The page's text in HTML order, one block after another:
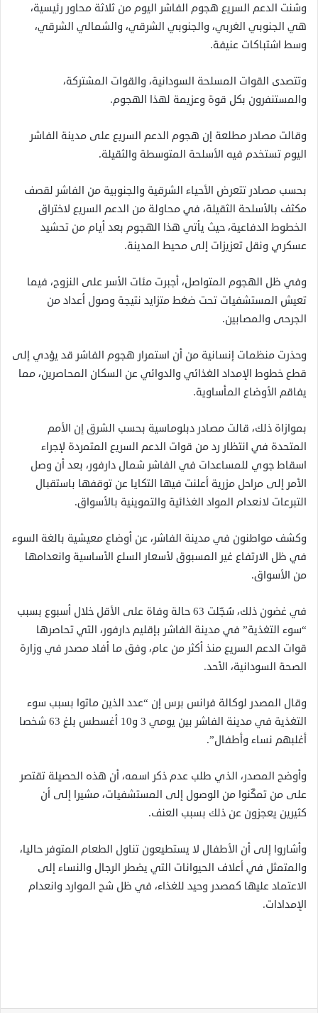
وشنت الدعم السريع هجوم الفاشر اليوم من ثلاثة محاور رئيسية،
هي الجنوبي الغربي، والجنوبي الشرقي، والشمالي الشرقي،
وسط اشتباكات عنيفة.
وتتصدى القوات المسلحة السودانية، والقوات المشتركة،
والمستنفرون بكل قوة وعزيمة لهذا الهجوم.
وقالت مصادر مطلعة إن هجوم الدعم السريع على مدينة الفاشر
اليوم تستخدم فيه الأسلحة المتوسطة والثقيلة.
بحسب مصادر تتعرض الأحياء الشرقية والجنوبية من الفاشر لقصف
مكثف بالأسلحة الثقيلة، في محاولة من الدعم السريع لاختراق
الخطوط الدفاعية، حيث يأتي هذا الهجوم بعد أيام من تحشيد
عسكري ونقل تعزيزات إلى محيط المدينة.
وفي ظل الهجوم المتواصل، أجبرت مئات الأسر على النزوح، فيما
تعيش المستشفيات تحت ضغط متزايد نتيجة وصول أعداد من
الجرحى والمصابين.
وحذرت منظمات إنسانية من أن استمرار هجوم الفاشر قد يؤدي إلى
قطع خطوط الإمداد الغذائي والدوائي عن السكان المحاصرين، مما
يفاقم الأوضاع المأساوية.
بموازاة ذلك، قالت مصادر دبلوماسية بحسب الشرق إن الأمم
المتحدة في انتظار رد من قوات الدعم السريع المتمردة لإجراء
اسقاط جوي للمساعدات في الفاشر شمال دارفور، بعد أن وصل
الأمر إلى مراحل مزرية أعلنت فيها التكايا عن توقفها باستقبال
التبرعات لانعدام المواد الغذائية والتموينية بالأسواق.
وكشف مواطنون في مدينة الفاشر، عن أوضاع معيشية بالغة السوء
في ظل الارتفاع غير المسبوق لأسعار السلع الأساسية وانعدامها
من الأسواق.
في غضون ذلك، سُجّلت 63 حالة وفاة على الأقل خلال أسبوع بسبب
“سوء التغذية” في مدينة الفاشر بإقليم دارفور، التي تحاصرها
قوات الدعم السريع منذ أكثر من عام، وفق ما أفاد مصدر في وزارة
الصحة السودانية، الأحد.
وقال المصدر لوكالة فرانس برس إن “عدد الذين ماتوا بسبب سوء
التغذية في مدينة الفاشر بين يومي 3 و10 أغسطس بلغ 63 شخصا
أغلبهم نساء وأطفال”.
وأوضح المصدر، الذي طلب عدم ذكر اسمه، أن هذه الحصيلة تقتصر
على من تمكّنوا من الوصول إلى المستشفيات، مشيرا إلى أن
كثيرين يعجزون عن ذلك بسبب العنف.
وأشاروا إلى أن الأطفال لا يستطيعون تناول الطعام المتوفر حاليا،
والمتمثل في أعلاف الحيوانات التي يضطر الرجال والنساء إلى
الاعتماد عليها كمصدر وحيد للغذاء، في ظل شح الموارد وانعدام
الإمدادات.